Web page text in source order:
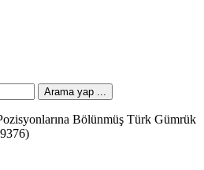
Arama yap ...
Bölünmüş Türk Gümrük